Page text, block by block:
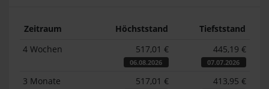
Zeitraum Höchststand
Tiefststand
4 Wochen
517,01 €
06.08.2026
445,19 €
07.07.2026
3 Monate 517,01 € 413,95 €